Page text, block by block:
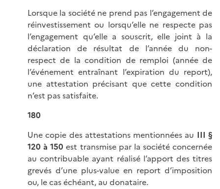
Lorsque la société ne prend pas l’engagement de
réinvestissement ou lorsqu’elle ne respecte pas
l’engagement qu’elle a souscrit, elle joint à la
déclaration de résultat de l’année du non-
respect de la condition de remploi (année de
l’événement entraînant l’expiration du report),
une attestation précisant que cette condition
n’est pas satisfaite.
180
Une copie des attestations mentionnées au III §
120 à 150 est transmise par la société concernée
au contribuable ayant réalisé l’apport des titres
grevés d’une plus-value en report d’imposition
ou, le cas échéant, au donataire.